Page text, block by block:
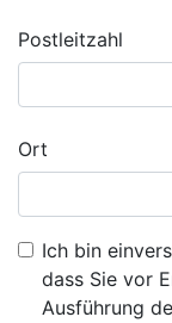
Postleitzahl
Ort
Ich bin
dass Sie vor
Ausführung